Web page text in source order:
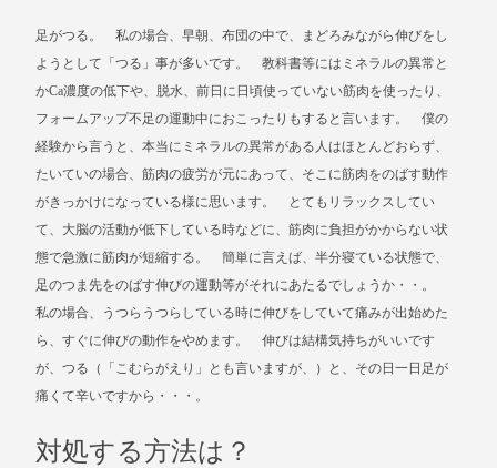
足がつる。 私の場合、早朝、布団の中で、まどろみながら伸びをし
ようとして「つる」事が多いです。 教科書等にはミネラルの異常と
かCa濃度の低下や、脱水、前日に日頃使っていない筋肉を使ったり、
フォームアップ不足の運動中におこったりもすると言います。 僕の
経験から言うと、本当にミネラルの異常がある人はほとんどおらず、
たいていの場合、筋肉の疲労が元にあって、そこに筋肉をのばす動作
がきっかけになっている様に思います。 とてもリラックスしてい
て、大脳の活動が低下している時などに、筋肉に負担がかからない状
態で急激に筋肉が短縮する。 簡単に言えば、半分寝ている状態で、
足のつま先をのばす伸びの運動等がそれにあたるでしょうか・・。
私の場合、うつらうつらしている時に伸びをしていて痛みが出始めた
ら、すぐに伸びの動作をやめます。 伸びは結構気持ちがいいです
が、つる（「こむらがえり」とも言いますが、）と、その日一日足が
痛くて辛いですから・・・。
対処する方法は？